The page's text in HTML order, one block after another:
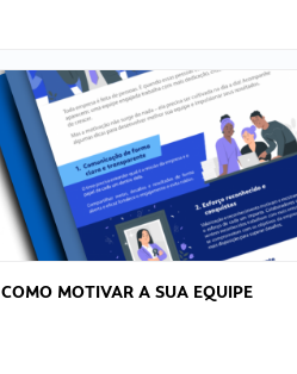
COMO MOTIVAR A SUA EQUIPE